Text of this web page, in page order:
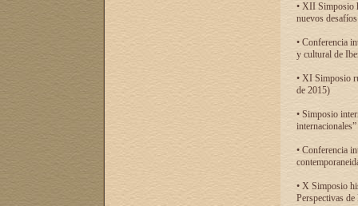
• XII Simposio
nuevos
• Conferencia
y cultural de
• XI Simposio
de 2015)
• Simposio
• Conferencia
• X Simposio
Perspectivas